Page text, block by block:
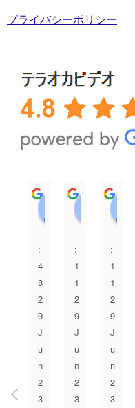
プライバシーポリシー
A. I
3 years ago
親族の結婚式の余興ム
ービーをお願いしまし
た。他社と比べてお値
段も良心的で、依頼し
てから完成までの期間
も短く、クオリティも
ばっちりでした。何度
かメールでやり取りを
させていただきました